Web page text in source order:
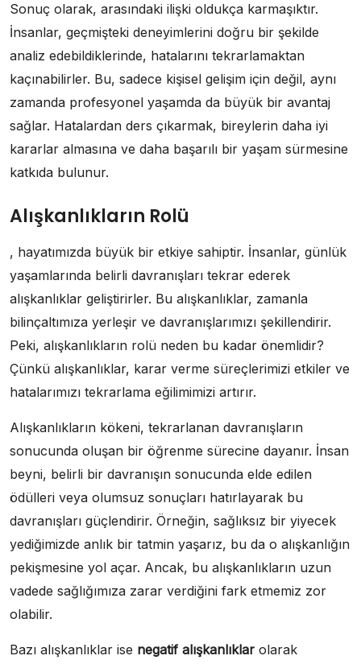
Sonuç olarak, arasındaki ilişki oldukça karmaşıktır.
İnsanlar, geçmişteki deneyimlerini doğru bir şekilde
analiz edebildiklerinde, hatalarını tekrarlamaktan
kaçınabilirler. Bu, sadece kişisel gelişim için değil, aynı
zamanda profesyonel yaşamda da büyük bir avantaj
sağlar. Hatalardan ders çıkarmak, bireylerin daha iyi
kararlar almasına ve daha başarılı bir yaşam sürmesine
katkıda bulunur.
Alışkanlıkların Rolü
, hayatımızda büyük bir etkiye sahiptir. İnsanlar, günlük
yaşamlarında belirli davranışları tekrar ederek
alışkanlıklar geliştirirler. Bu alışkanlıklar, zamanla
bilinçaltımıza yerleşir ve davranışlarımızı şekillendirir.
Peki, alışkanlıkların rolü neden bu kadar önemlidir?
Çünkü alışkanlıklar, karar verme süreçlerimizi etkiler ve
hatalarımızı tekrarlama eğilimimizi artırır.
Alışkanlıkların kökeni, tekrarlanan davranışların
sonucunda oluşan bir öğrenme sürecine dayanır. İnsan
beyni, belirli bir davranışın sonucunda elde edilen
ödülleri veya olumsuz sonuçları hatırlayarak bu
davranışları güçlendirir. Örneğin, sağlıksız bir yiyecek
yediğimizde anlık bir tatmin yaşarız, bu da o alışkanlığın
pekişmesine yol açar. Ancak, bu alışkanlıkların uzun
vadede sağlığımıza zarar verdiğini fark etmemiz zor
olabilir.
Bazı alışkanlıklar ise negatif alışkanlıklar olarak